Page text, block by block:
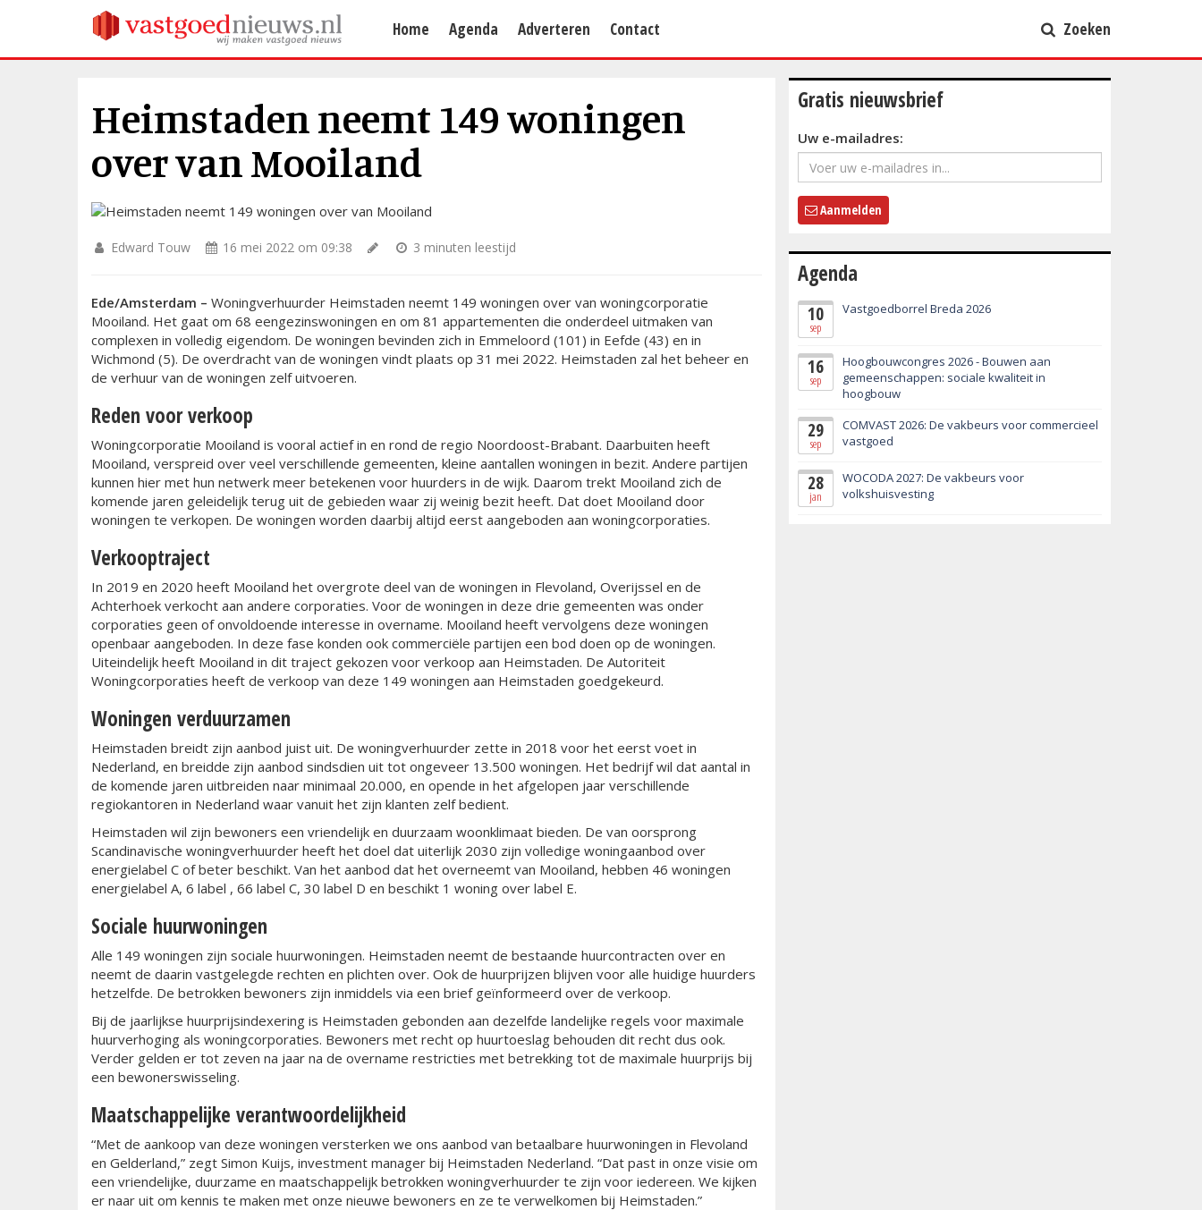
Home Agenda Adverteren Contact Zoeken
Heimstaden neemt 149 woningen
over van Mooiland
Edward Touw 16 mei 2022 om 09:38 3 minuten leestijd
Ede/Amsterdam – Woningverhuurder Heimstaden neemt 149 woningen over van woningcorporatie
Mooiland. Het gaat om 68 eengezinswoningen en om 81 appartementen die onderdeel uitmaken van
complexen in volledig eigendom. De woningen bevinden zich in Emmeloord (101) in Eefde (43) en in
Wichmond (5). De overdracht van de woningen vindt plaats op 31 mei 2022. Heimstaden zal het beheer en
de verhuur van de woningen zelf uitvoeren.
Reden voor verkoop
Woningcorporatie Mooiland is vooral actief in en rond de regio Noordoost-Brabant. Daarbuiten heeft
Mooiland, verspreid over veel verschillende gemeenten, kleine aantallen woningen in bezit. Andere partijen
kunnen hier met hun netwerk meer betekenen voor huurders in de wijk. Daarom trekt Mooiland zich de
komende jaren geleidelijk terug uit de gebieden waar zij weinig bezit heeft. Dat doet Mooiland door
woningen te verkopen. De woningen worden daarbij altijd eerst aangeboden aan woningcorporaties.
Verkooptraject
In 2019 en 2020 heeft Mooiland het overgrote deel van de woningen in Flevoland, Overijssel en de
Achterhoek verkocht aan andere corporaties. Voor de woningen in deze drie gemeenten was onder
corporaties geen of onvoldoende interesse in overname. Mooiland heeft vervolgens deze woningen
openbaar aangeboden. In deze fase konden ook commerciële partijen een bod doen op de woningen.
Uiteindelijk heeft Mooiland in dit traject gekozen voor verkoop aan Heimstaden. De Autoriteit
Woningcorporaties heeft de verkoop van deze 149 woningen aan Heimstaden goedgekeurd.
Woningen verduurzamen
Heimstaden breidt zijn aanbod juist uit. De woningverhuurder zette in 2018 voor het eerst voet in
Nederland, en breidde zijn aanbod sindsdien uit tot ongeveer 13.500 woningen. Het bedrijf wil dat aantal in
de komende jaren uitbreiden naar minimaal 20.000, en opende in het afgelopen jaar verschillende
regiokantoren in Nederland waar vanuit het zijn klanten zelf bedient.
Heimstaden wil zijn bewoners een vriendelijk en duurzaam woonklimaat bieden. De van oorsprong
Scandinavische woningverhuurder heeft het doel dat uiterlijk 2030 zijn volledige woningaanbod over
energielabel C of beter beschikt. Van het aanbod dat het overneemt van Mooiland, hebben 46 woningen
energielabel A, 6 label , 66 label C, 30 label D en beschikt 1 woning over label E.
Sociale huurwoningen
Alle 149 woningen zijn sociale huurwoningen. Heimstaden neemt de bestaande huurcontracten over en
neemt de daarin vastgelegde rechten en plichten over. Ook de huurprijzen blijven voor alle huidige huurders
hetzelfde. De betrokken bewoners zijn inmiddels via een brief geïnformeerd over de verkoop.
Bij de jaarlijkse huurprijsindexering is Heimstaden gebonden aan dezelfde landelijke regels voor maximale
huurverhoging als woningcorporaties. Bewoners met recht op huurtoeslag behouden dit recht dus ook.
Verder gelden er tot zeven na jaar na de overname restricties met betrekking tot de maximale huurprijs bij
een bewonerswisseling.
Maatschappelijke verantwoordelijkheid
“Met de aankoop van deze woningen versterken we ons aanbod van betaalbare huurwoningen in Flevoland
en Gelderland,” zegt Simon Kuijs, investment manager bij Heimstaden Nederland. “Dat past in onze visie om
een vriendelijke, duurzame en maatschappelijk betrokken woningverhuurder te zijn voor iedereen. We kijken
er naar uit om kennis te maken met onze nieuwe bewoners en ze te verwelkomen bij Heimstaden.”
Gratis nieuwsbrief
Uw e-mailadres:
Aanmelden
Agenda
10
sep
Vastgoedborrel Breda 2026
16
sep
Hoogbouwcongres 2026 - Bouwen aan
gemeenschappen: sociale kwaliteit in
hoogbouw
29
sep
COMVAST 2026: De vakbeurs voor commercieel
vastgoed
28
jan
WOCODA 2027: De vakbeurs voor
volkshuisvesting